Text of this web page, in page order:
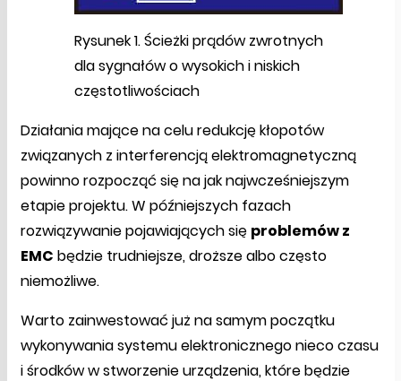
Rysunek 1. Ścieżki prądów zwrotnych
dla sygnałów o wysokich i niskich
częstotliwościach
Działania mające na celu redukcję kłopotów
związanych z interferencją elektromagnetyczną
powinno rozpocząć się na jak najwcześniejszym
etapie projektu. W późniejszych fazach
rozwiązywanie pojawiających się problemów z
EMC będzie trudniejsze, droższe albo często
niemożliwe.
Warto zainwestować już na samym początku
wykonywania systemu elektronicznego nieco czasu
i środków w stworzenie urządzenia, które będzie